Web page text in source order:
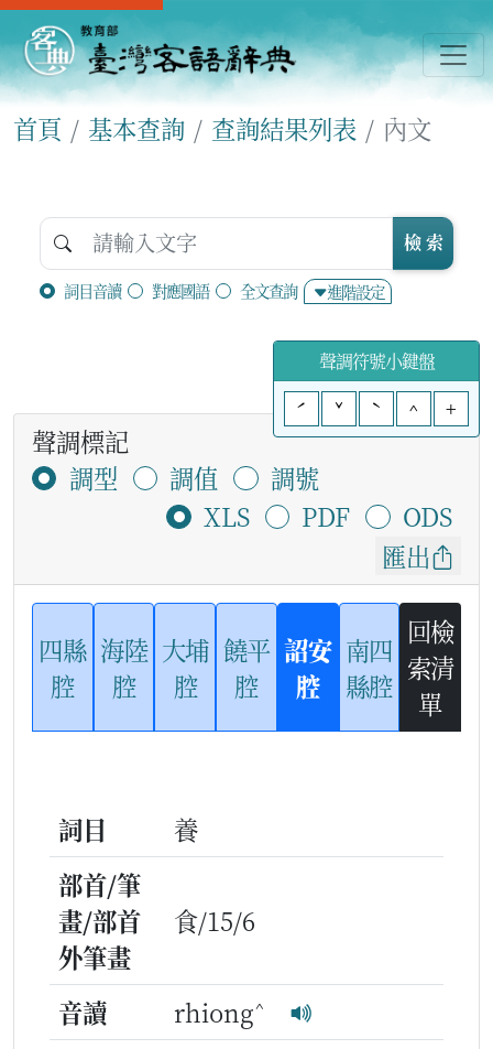
首頁 基本查詢 查詢結果列表 內文
詞目音讀 對應國語 全文查詢 進階設定
檢 索
聲調符號小鍵盤
ˊ
ˇ ˋ ^ +
聲調標記
調型
調值
調號
XLS
PDF
ODS
匯出
四縣
腔
海陸
腔
大埔
腔
饒平
腔
詔安
腔
南四
縣腔
回檢
索清
單
詞目
養
部首/筆
畫/部首
外筆畫
食/15/6
音讀 rhiong^